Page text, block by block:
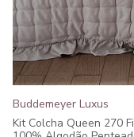
Buddemeyer Luxus
Kit Colcha Queen 270